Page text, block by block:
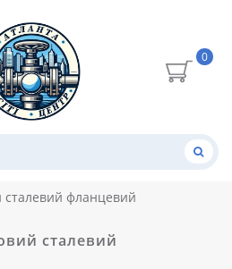
0
сталевий фланцевий
сталевий